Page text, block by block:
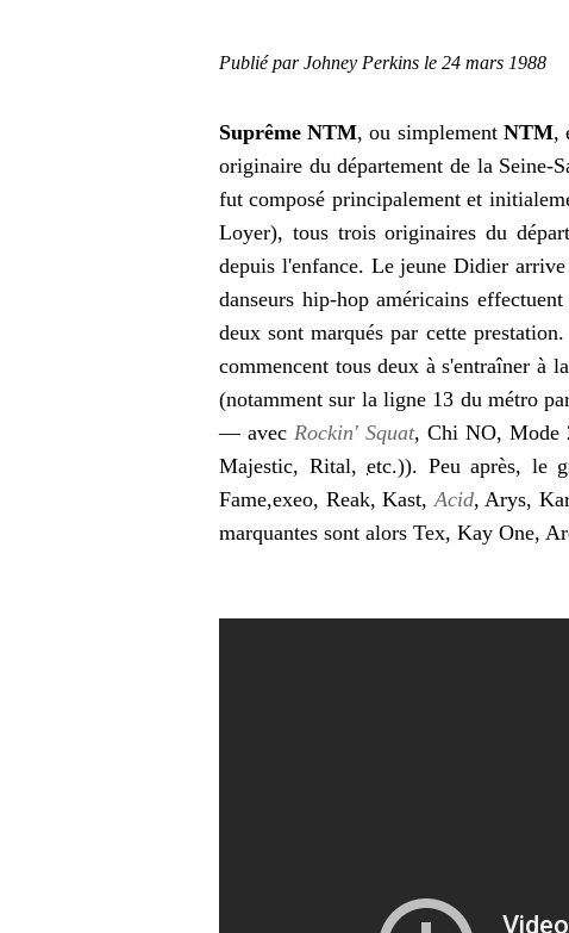
Publié par Johney Perkins le 24 mars 1988
Suprême NTM, ou simplement NTM,
originaire du département de la Seine-
fut composé principalement et
Loyer), tous trois originaires du
depuis l'enfance. Le jeune Didier
danseurs hip-hop américains
deux sont marqués par cette prestation.
commencent tous deux à s'entraîner à
(notamment sur la ligne 13 du métro
— avecRockin' Squat, Chi NO, Mode
Majestic, Rital,etc.)). Peu après, le
Fame,exeo, Reak, Kast,Acid, Arys,
marquantes sont alors Tex, Kay One,